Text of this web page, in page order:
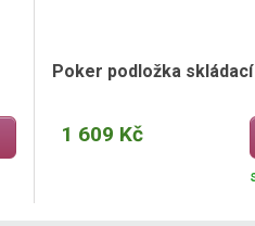
Poker podložka
1 609 Kč